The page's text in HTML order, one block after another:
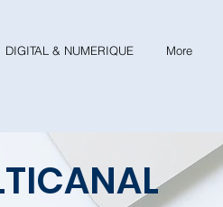
DIGITAL & NUMERIQUE More